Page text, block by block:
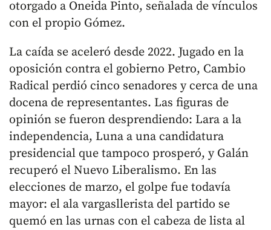
otorgado a Oneida Pinto, señalada de vínculos
con el propio Gómez.
La caída se aceleró desde 2022. Jugado en la
oposición contra el gobierno Petro, Cambio
Radical perdió cinco senadores y cerca de una
docena de representantes. Las figuras de
opinión se fueron desprendiendo: Lara a la
independencia, Luna a una candidatura
presidencial que tampoco prosperó, y Galán
recuperó el Nuevo Liberalismo. En las
elecciones de marzo, el golpe fue todavía
mayor: el ala vargasllerista del partido se
quemó en las urnas con el cabeza de lista al